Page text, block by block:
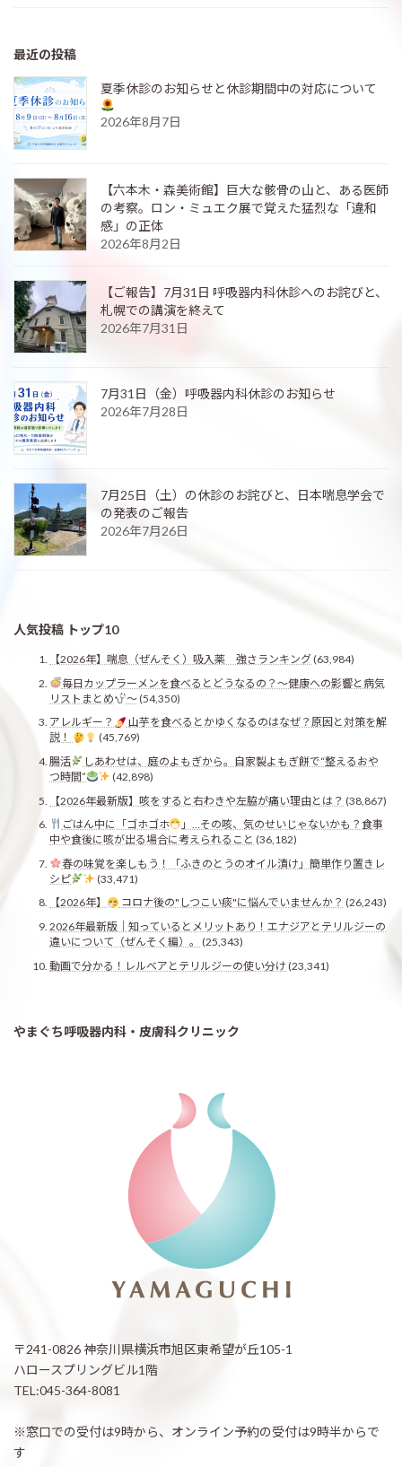
最近の投稿
夏季休診のお知らせと休診期間中の対応について
2026年8月7日
【六本木・森美術館】巨大な骸骨の山と、ある医師
の考察。ロン・ミュエク展で覚えた猛烈な「違和
感」の正体
2026年8月2日
【ご報告】7月31日 呼吸器内科休診へのお詫びと、
札幌での講演を終えて
2026年7月31日
7月31日（金）呼吸器内科休診のお知らせ
2026年7月28日
7月25日（土）の休診のお詫びと、日本喘息学会で
の発表のご報告
2026年7月26日
人気投稿 トップ10
【2026年】喘息（ぜんそく）吸入薬 強さランキング(63,984)
毎日カップラーメンを食べるとどうなるの？〜健康への影響と病気
リストまとめ
〜(54,350)
アレルギー？
山芋を食べるとかゆくなるのはなぜ？原因と対策を解
説！
(45,769)
腸活
しあわせは、庭のよもぎから。自家製よもぎ餅で“整えるおや
つ時間”
(42,898)
【2026年最新版】咳をすると右わきや左脇が痛い理由とは？ (38,867)
ごはん中に「ゴホゴホ
」…その咳、気のせいじゃないかも？食事
中や食後に咳が出る場合に考えられること (36,182)
春の味覚を楽しもう！「ふきのとうのオイル漬け」簡単作り置きレ
シピ
(33,471)
【2026年】
コロナ後の"しつこい痰"に悩んでいませんか？ (26,243)
2026年最新版｜知っているとメリットあり！エナジアとテリルジーの
違いについて（ぜんそく編）。
(25,343)
動画で分かる！レルベアとテリルジーの使い分け (23,341)
やまぐち呼吸器内科・皮膚科クリニック
〒241-0826 神奈川県横浜市旭区東希望が丘105-1
ハロースプリングビル1階
TEL:045-364-8081
※窓口での受付は9時から、オンライン予約の受付は9時半からで
す